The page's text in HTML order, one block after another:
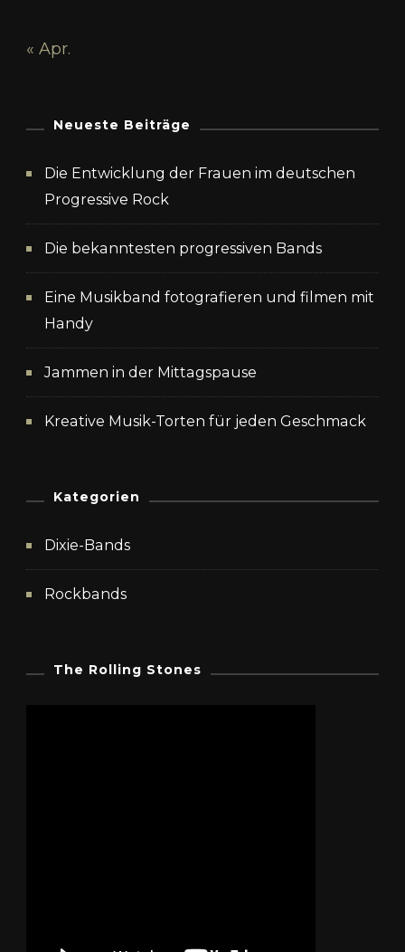
« Apr.
Neueste Beiträge
Die Entwicklung der Frauen im deutschen
Progressive Rock
Die bekanntesten progressiven Bands
Eine Musikband fotografieren und filmen mit
Handy
Jammen in der Mittagspause
Kreative Musik-Torten für jeden Geschmack
Kategorien
Dixie-Bands
Rockbands
The Rolling Stones